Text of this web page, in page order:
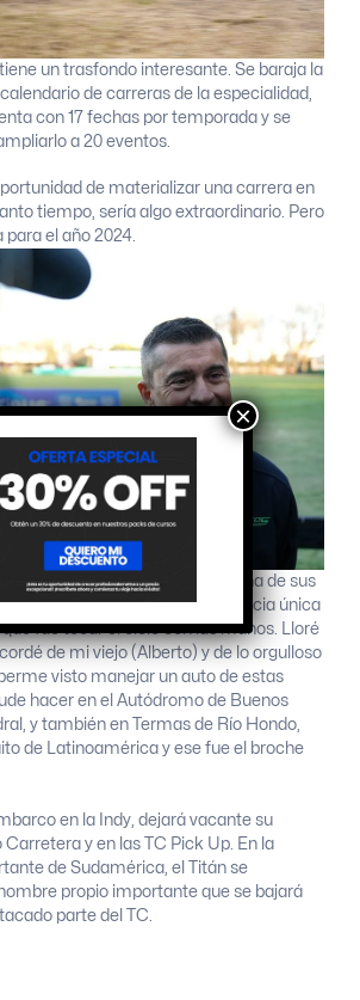
un trasfondo interesante. Se baraja la
de carreras de la especialidad,
con 17 fechas por temporada y se
a 20 eventos.
de materializar una carrera en
tiempo, sería algo extraordinario. Pero
el año 2024.
dejar de sorprender en cada una de sus
categorías, fue una experiencia única
que fue tocar el cielo con las manos. Lloré
de mi viejo (Alberto) y de lo orgulloso
visto manejar un auto de estas
hacer en el Autódromo de Buenos
y también en Termas de Río Hondo,
de Latinoamérica y ese fue el broche
en la Indy, dejará vacante su
Carretera y en las TC Pick Up. En la
de Sudamérica, el Titán se
propio importante que se bajará
parte del TC.
×